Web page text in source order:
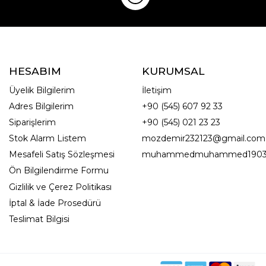
HESABIM
Üyelik Bilgilerim
Adres Bilgilerim
Siparişlerim
Stok Alarm Listem
Mesafeli Satış Sözleşmesi
Ön Bilgilendirme Formu
Gizlilik ve Çerez Politikası
İptal & İade Prosedürü
Teslimat Bilgisi
KURUMSAL
İletişim
+90 (545) 607 92 33
+90 (545) 021 23 23
mozdemir232123@gmail.com